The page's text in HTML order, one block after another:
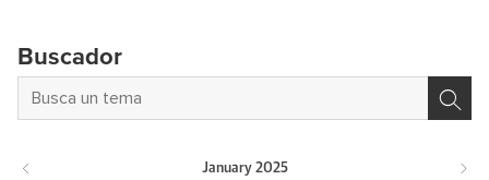
Buscador
January 2025